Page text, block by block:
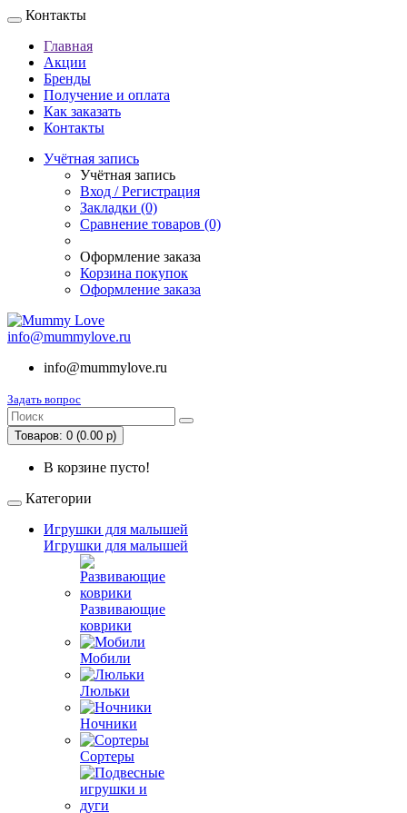
Контакты
Главная
Акции
Бренды
Получение и оплата
Как заказать
Контакты
Учётная запись
Учётная запись
Вход / Регистрация
Закладки (0)
Сравнение товаров (0)
Оформление заказа
Корзина покупок
Оформление заказа
info@mummylove.ru
info@mummylove.ru
Задать вопрос
Товаров: 0 (0.00 р)
В корзине пусто!
Категории
Игрушки для малышей
Игрушки для малышей
Развивающие
коврики
Мобили
Люльки
Ночники
Сортеры